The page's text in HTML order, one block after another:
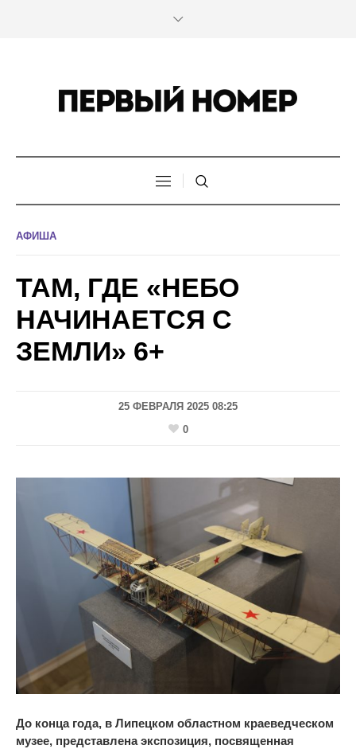
АФИША
ТАМ, ГДЕ «НЕБО
НАЧИНАЕТСЯ С
ЗЕМЛИ» 6+
25 ФЕВРАЛЯ 2025 08:25
0
До конца года, в Липецком областном краеведческом
музее, представлена экспозиция, посвященная